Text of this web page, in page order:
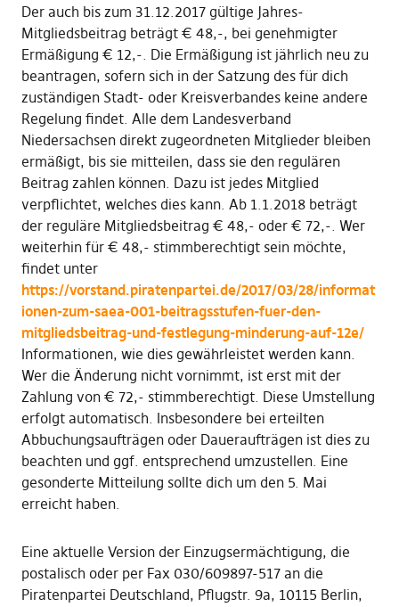
Der auch bis zum 31.12.2017 gültige Jahres-
Mitgliedsbeitrag beträgt € 48,-, bei genehmigter
Ermäßigung € 12,-. Die Ermäßigung ist jährlich neu zu
beantragen, sofern sich in der Satzung des für dich
zuständigen Stadt- oder Kreisverbandes keine andere
Regelung findet. Alle dem Landesverband
Niedersachsen direkt zugeordneten Mitglieder bleiben
ermäßigt, bis sie mitteilen, dass sie den regulären
Beitrag zahlen können. Dazu ist jedes Mitglied
verpflichtet, welches dies kann. Ab 1.1.2018 beträgt
der reguläre Mitgliedsbeitrag € 48,- oder € 72,-. Wer
weiterhin für € 48,- stimmberechtigt sein möchte,
findet unter
https://vorstand.piratenpartei.de/2017/03/28/informat
ionen-zum-saea-001-beitragsstufen-fuer-den-
mitgliedsbeitrag-und-festlegung-minderung-auf-12e/
Informationen, wie dies gewährleistet werden kann.
Wer die Änderung nicht vornimmt, ist erst mit der
Zahlung von € 72,- stimmberechtigt. Diese Umstellung
erfolgt automatisch. Insbesondere bei erteilten
Abbuchungsaufträgen oder Daueraufträgen ist dies zu
beachten und ggf. entsprechend umzustellen. Eine
gesonderte Mitteilung sollte dich um den 5. Mai
erreicht haben.
Eine aktuelle Version der Einzugsermächtigung, die
postalisch oder per Fax 030/609897-517 an die
Piratenpartei Deutschland, Pflugstr. 9a, 10115 Berlin,